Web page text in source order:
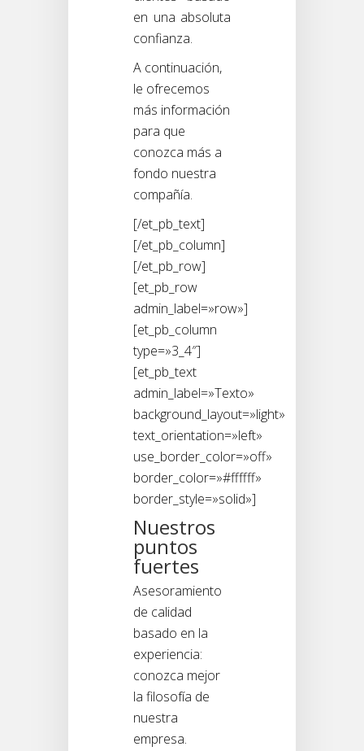
en una absoluta
confianza.
A continuación,
le ofrecemos
más información
para que
conozca más a
fondo nuestra
compañía.
[/et_pb_text]
[/et_pb_column]
[/et_pb_row]
[et_pb_row
admin_label=»row»]
[et_pb_column
type=»3_4″]
[et_pb_text
admin_label=»Texto»
background_layout=»light»
text_orientation=»left»
use_border_color=»off»
border_color=»#ffffff»
border_style=»solid»]
Nuestros
puntos
fuertes
Asesoramiento
de calidad
basado en la
experiencia:
conozca mejor
la filosofía de
nuestra
empresa.